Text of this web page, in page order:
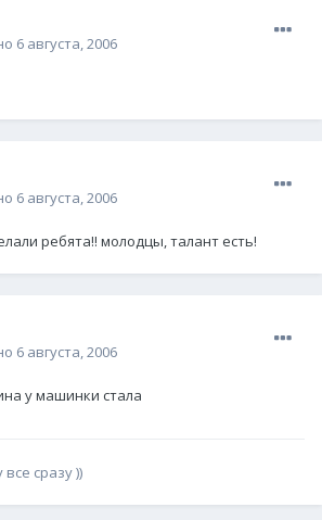
6 августа, 2006
6 августа, 2006
ребята!! молодцы, талант есть!
6 августа, 2006
у машинки стала
сразу ))